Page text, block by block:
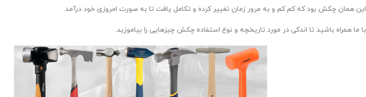
این همان چکش بود که کم کم و به مرور زمان تغییر کرده و تکامل یافت تا به صورت امروزی خود درآمد.
با ما همراه باشید تا اندکی در مورد تاریخچه و نوع استفاده چکش چیزهایی را بیاموزید.